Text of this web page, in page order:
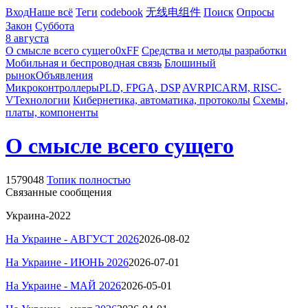
ВходНаше всё Теги codebook 无线电组件 Поиск Опросы
Закон Суббота
8 августа
О смысле всего сущего0xFF Средства и методы разработки
Мобильная и беспроводная связь Блошиный
рынокОбъявления
МикроконтроллерыPLD, FPGA, DSP AVRPICARM, RISC-
VТехнологии Кибернетика, автоматика, протоколы Схемы,
платы, компоненты
О смысле всего сущего
1579048 Топик полностью
Связанные сообщения
Украина-2022
На Украине - АВГУСТ 20262026-08-02
На Украине - ИЮНЬ 20262026-07-01
На Украине - МАЙ 20262026-05-01